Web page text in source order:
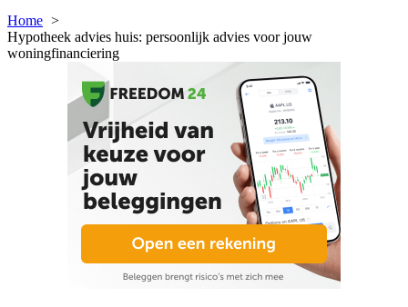
Home
Hypotheek advies huis: persoonlijk advies voor jouw
woningfinanciering